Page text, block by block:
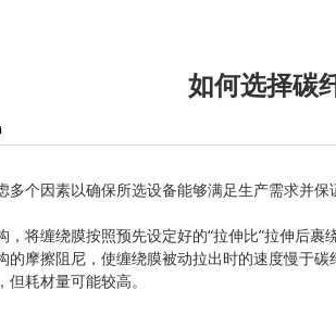
如何选择碳
多个因素以确保所选设备能够满足生产需求并
将缠绕膜按照预先设定好的“拉伸比”拉伸后裹
的摩擦阻尼，使缠绕膜被动拉出时的速度慢于
耗材量可能较高。